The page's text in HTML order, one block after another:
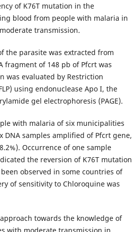
of K76T mutation in the
blood from people with malaria in
transmission.
the parasite was extracted from
fragment of 148 pb of Pfcrt was
was evaluated by Restriction
using endo­­nuclease Apo I, the
gel electrophoresis (PAGE).
with malaria of six municipalities
DNA samples amplified of Pfcrt gene,
Occurrence of one sample
the re­­version of K76T mutation
observed in some coun­­tries of
of sensitivity to Chloroquine was
towards the knowledge of